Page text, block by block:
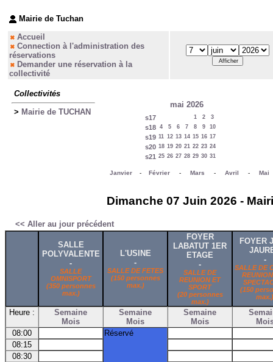
Mairie de Tuchan
Accueil
Connection à l'administration des
réservations
Demander une réservation à la
collectivité
Collectivités
> Mairie de TUCHAN
mai 2026
s17 1 2 3
s18 4 5 6 7 8 9 10
s19 11 12 13 14 15 16 17
s20 18 19 20 21 22 23 24
s21 25 26 27 28 29 30 31
Janvier- Février- Mars - Avril - Mai
Dimanche 07 Juin 2026 -
<< Aller au jour précédent
SALLE
POLYVALENTE
-
SALLE
OMNISPORT
(350 personnes
max.)
L'USINE
-
SALLE DE FETES
(150 personnes
max.)
FOYER
LABATUT 1ER
ETAGE
-
SALLE DE
REUNION ET
SPORT
(20 personnes
max.)
FOYER
-
SALLE DE
(150
max.)
Heure :
Semaine
Mois
Semaine
Mois
Semaine
Mois
08:00
Réservé
08:15
08:30